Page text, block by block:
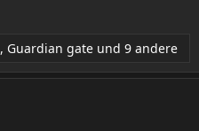
, Guardian gate und 9 andere